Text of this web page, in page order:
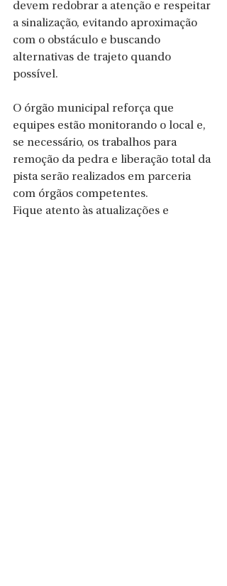
devem redobrar a atenção e respeitar
a sinalização, evitando aproximação
com o obstáculo e buscando
alternativas de trajeto quando
possível.
O órgão municipal reforça que
equipes estão monitorando o local e,
se necessário, os trabalhos para
remoção da pedra e liberação total da
pista serão realizados em parceria
com órgãos competentes.
Fique atento às atualizações e